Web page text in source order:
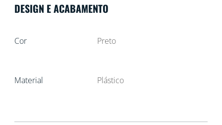
DESIGN E ACABAMENTO
Cor Preto
Material Plástico